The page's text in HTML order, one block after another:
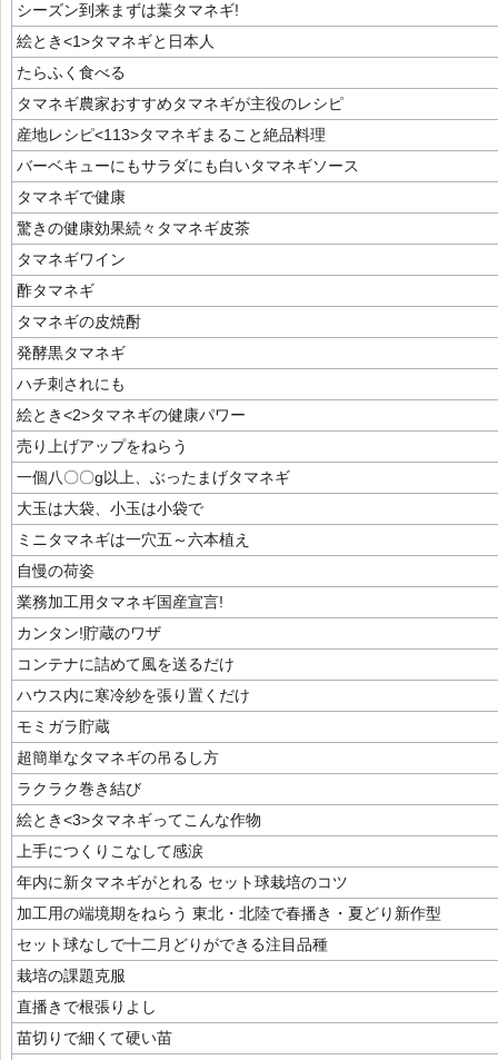
シーズン到来まずは葉タマネギ!
絵とき<1>タマネギと日本人
たらふく食べる
タマネギ農家おすすめタマネギが主役のレシピ
産地レシピ<113>タマネギまること絶品料理
バーベキューにもサラダにも白いタマネギソース
タマネギで健康
驚きの健康効果続々タマネギ皮茶
タマネギワイン
酢タマネギ
タマネギの皮焼酎
発酵黒タマネギ
ハチ刺されにも
絵とき<2>タマネギの健康パワー
売り上げアップをねらう
一個八〇〇g以上、ぶったまげタマネギ
大玉は大袋、小玉は小袋で
ミニタマネギは一穴五～六本植え
自慢の荷姿
業務加工用タマネギ国産宣言!
カンタン!貯蔵のワザ
コンテナに詰めて風を送るだけ
ハウス内に寒冷紗を張り置くだけ
モミガラ貯蔵
超簡単なタマネギの吊るし方
ラクラク巻き結び
絵とき<3>タマネギってこんな作物
上手につくりこなして感涙
年内に新タマネギがとれる セット球栽培のコツ
加工用の端境期をねらう 東北・北陸で春播き・夏どり新作型
セット球なしで十二月どりができる注目品種
栽培の課題克服
直播きで根張りよし
苗切りで細くて硬い苗